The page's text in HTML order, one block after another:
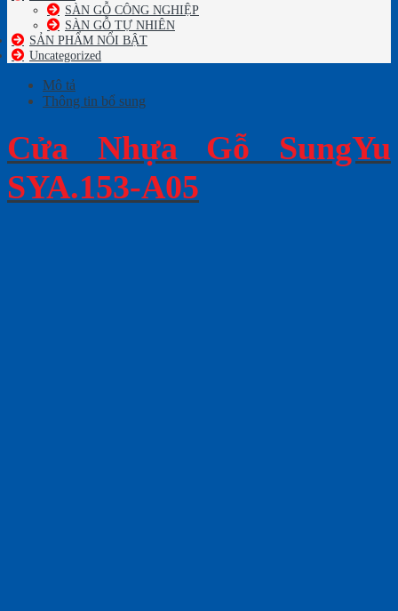
SÀN GỖ CÔNG NGHIỆP
SÀN GỖ TỰ NHIÊN
SẢN PHẨM NỔI BẬT
Uncategorized
Mô tả
Thông tin bổ sung
Cửa Nhựa Gỗ SungYu
SYA.153-A05